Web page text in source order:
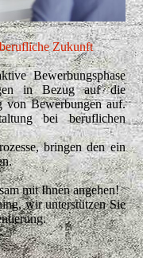
Zukunft
Bewerbungsphase
in Bezug auf die
von Bewerbungen auf.
bei beruflichen
bringen den ein
mit Ihnen angehen!
wir unterstützen Sie